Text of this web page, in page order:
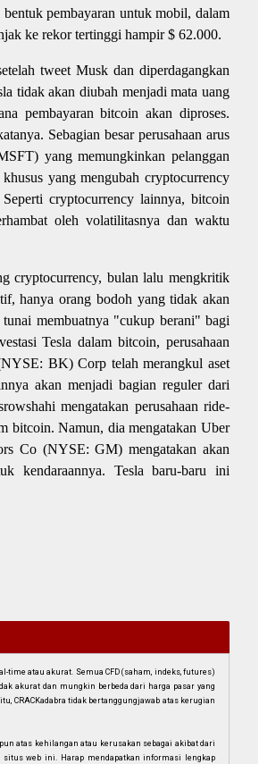
pembayaran untuk mobil, dalam
ke rekor tertinggi hampir $ 62.000.
tweet Musk dan diperdagangkan
tidak akan diubah menjadi mata uang
pembayaran bitcoin akan diproses.
Sebagian besar perusahaan arus
yang memungkinkan pelanggan
yang mengubah cryptocurrency
cryptocurrency lainnya, bitcoin
oleh volatilitasnya dan waktu
cryptocurrency, bulan lalu mengkritik
hanya orang bodoh yang tidak akan
membuatnya "cukup berani" bagi
Tesla dalam bitcoin, perusahaan
BK) Corp telah merangkul aset
akan menjadi bagian reguler dari
mengatakan perusahaan ride-
bitcoin. Namun, dia mengatakan Uber
Co (NYSE: GM) mengatakan akan
kendaraannya. Tesla baru-baru ini
atau akurat. Semua CFD (saham, indeks, futures)
akurat dan mungkin berbeda dari harga pasar yang
CRACKadabra tidak bertanggungjawab atas kerugian
atas kehilangan atau kerusakan sebagai akibat dari
web ini. Harap mendapatkan informasi lengkap